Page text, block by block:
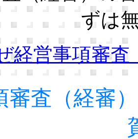
ずは
経営事項審査
審査（経審